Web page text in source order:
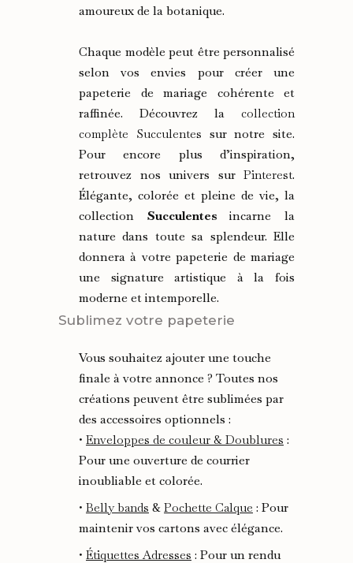
amoureux de la botanique.
Chaque modèle peut être personnalisé
selon vos envies pour créer une
papeterie de mariage cohérente et
raffinée. Découvrez la collection
complète Succulentes sur notre site.
Pour encore plus d’inspiration,
retrouvez nos univers sur Pinterest.
Élégante, colorée et pleine de vie, la
collection Succulentesincarne la
nature dans toute sa splendeur. Elle
donnera à votre papeterie de mariage
une signature artistique à la fois
moderne et intemporelle.
Sublimez votre papeterie
Vous souhaitez ajouter une touche
finale à votre annonce ? Toutes nos
créations peuvent être sublimées par
des accessoires optionnels :
• Enveloppes de couleur & Doublures :
Pour une ouverture de courrier
inoubliable et colorée.
• Belly bands & Pochette Calque : Pour
maintenir vos cartons avec élégance.
• Étiquettes Adresses : Pour un rendu